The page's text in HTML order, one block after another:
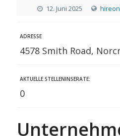
12. Juni 2025
ADRESSE
4578 Smith Road,
AKTUELLE STELLENINSERATE:
0